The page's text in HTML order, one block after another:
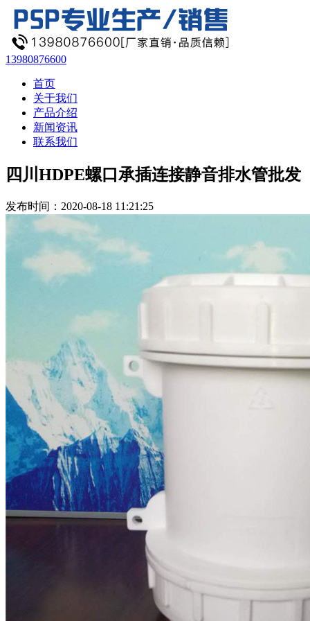
13980876600
首页
关于我们
产品介绍
新闻资讯
联系我们
四川HDPE螺口承插连接静音排水管批发
发布时间：2020-08-18 11:21:25